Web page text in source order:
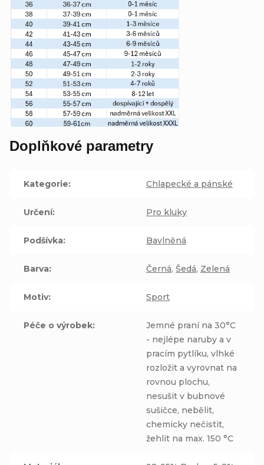
Doplňkové parametry
Kategorie: Chlapecké a pánské
Určení: Pro kluky
Podšívka: Bavlněná
Barva: Černá, Šedá, Zelená
Motiv: Sport
Péče o výrobek:
Jemné praní na 30°C
- nejlépe naruby a v
pracím pytlíku, vlhké
rozložit a vyrovnat na
rovnou plochu,
nesušit v bubnové
sušičce, nebělit,
chemicky nečistit,
žehlit na max. 150 °C